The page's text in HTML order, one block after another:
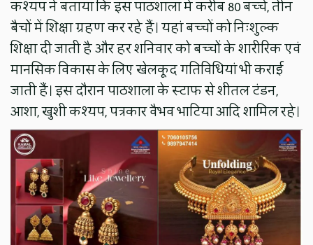
कश्यप ने बताया कि इस पाठशाला में करीब 80 बच्चे, तीन
बैचों में शिक्षा ग्रहण कर रहे हैं। यहां बच्चों को निःशुल्क
शिक्षा दी जाती है और हर शनिवार को बच्चों के शारीरिक एवं
मानसिक विकास के लिए खेलकूद गतिविधियां भी कराई
जाती हैं। इस दौरान पाठशाला के स्टाफ से शीतल टंडन,
आशा, खुशी कश्यप, पत्रकार वैभव भाटिया आदि शामिल रहे।